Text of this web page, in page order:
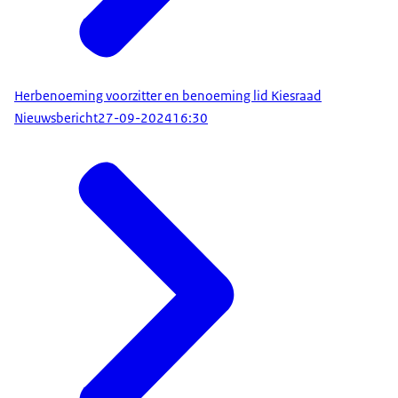
onderstreept. Als kabinet spreken we met één
mond en dat is voor iedereen glashelder.
Herbenoeming voorzitter en benoeming lid Kiesraad
Nieuwsbericht27-09-202416:30